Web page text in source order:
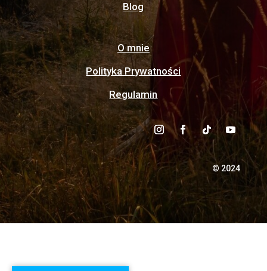
Blog
O mnie
Polityka Prywatności
Regulamin
© 2024